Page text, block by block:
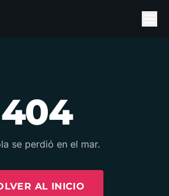
404
se perdió en el mar.
AL INICIO